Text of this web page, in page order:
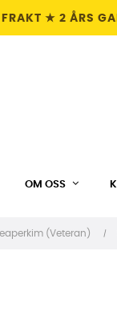
FRAKT ★ 2 ÅRS
OM OSS
Leaperkim (Veteran)